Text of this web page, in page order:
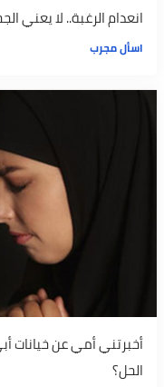
انعدام الرغبة.. لا يعني
اسأل مجرب
أخبرتني أمي عن خيانات
الحل؟